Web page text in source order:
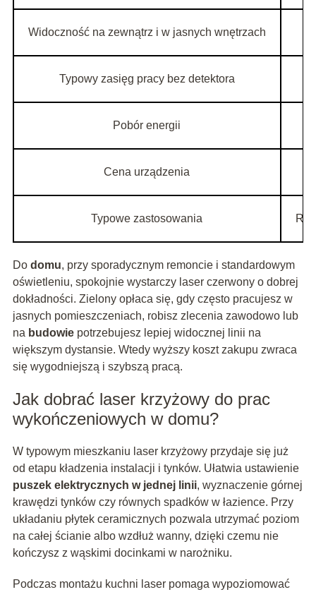
Widoczność na zewnątrz i w jasnych wnętrzach
Typowy zasięg pracy bez detektora
Pobór energii
Cena urządzenia
Typowe zastosowania
Do domu, przy sporadycznym remoncie i standardowym
oświetleniu, spokojnie wystarczy laser czerwony o dobrej
dokładności. Zielony opłaca się, gdy często pracujesz w
jasnych pomieszczeniach, robisz zlecenia zawodowo lub
na budowiepotrzebujesz lepiej widocznej linii na
większym dystansie. Wtedy wyższy koszt zakupu zwraca
się wygodniejszą i szybszą pracą.
Jak dobrać laser krzyżowy do prac
wykończeniowych w domu?
W typowym mieszkaniu laser krzyżowy przydaje się już
od etapu kładzenia instalacji i tynków. Ułatwia ustawienie
puszek elektrycznych w jednej linii, wyznaczenie górnej
krawędzi tynków czy równych spadków w łazience. Przy
układaniu płytek ceramicznych pozwala utrzymać poziom
na całej ścianie albo wzdłuż wanny, dzięki czemu nie
kończysz z wąskimi docinkami w narożniku.
Podczas montażu kuchni laser pomaga wypoziomować